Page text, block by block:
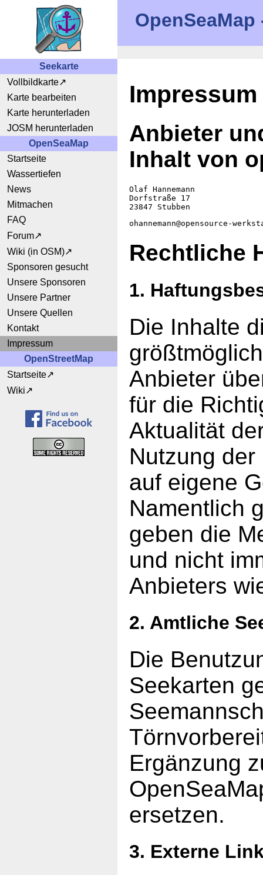
Seekarte
Vollbildkarte
Karte bearbeiten
Karte herunterladen
JOSM herunterladen
OpenSeaMap
Startseite
Wassertiefen
News
Mitmachen
FAQ
Forum
Wiki (in OSM)
Sponsoren gesucht
Unsere Sponsoren
Unsere Partner
Unsere Quellen
Kontakt
Impressum
OpenStreetMap
Startseite
Wiki
Impressum
Anbieter
Inhalt von
Olaf Hannemann
Dorfstraße 17
23847 Stubben
ohannemann@opensource-
Rechtliche
1.
Die Inhalte
Anbieter
für die
Aktualität
Nutzung
auf eigene
Namentlich
geben die
und nicht
Anbieters
2. Amtliche
Die
Seekarten
Ergänzung
ersetzen.
3. Externe